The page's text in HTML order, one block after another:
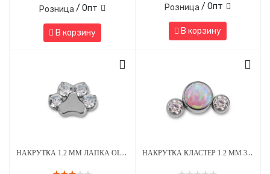
Розница / Опт
В корзину
Розница / Опт
В корзину
НАКРУТКА 1.2 ММ ЛАПКА OLIVE CRYSTAL ТИТАН НАКРУТКА КЛАСТЕР 1.2 ММ 3К SWAROVSKI CLEAR ОПАЛ OP-08 ТИТАН